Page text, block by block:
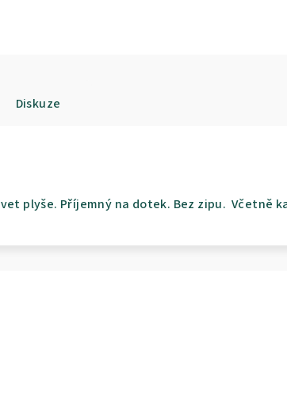
Diskuze
plyše. Příjemný na dotek. Bez zipu. Včetně